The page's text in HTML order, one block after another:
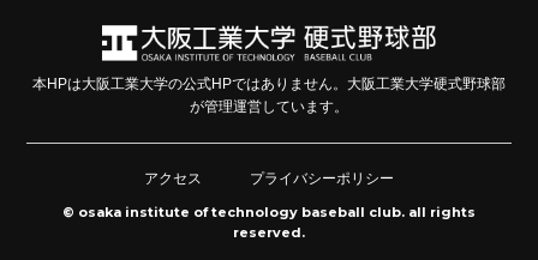
本HPは大阪工業大学の公式HPではありません。大阪工業大学硬式野球部
が管理運営しています。
アクセス
プライバシーポリシー
© osaka institute of technology baseball club. all rights
reserved.